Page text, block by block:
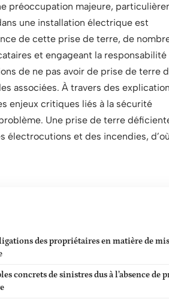
préoccupation majeure,
une installation électrique est
de cette prise de terre, de
et engageant la responsabilité
de ne pas avoir de prise de terre
associées. À travers des
enjeux critiques liés à la sécurité
Une prise de terre
électrocutions et des incendies, d’où
des propriétaires en matière de
concrets de sinistres dus à l’absence de